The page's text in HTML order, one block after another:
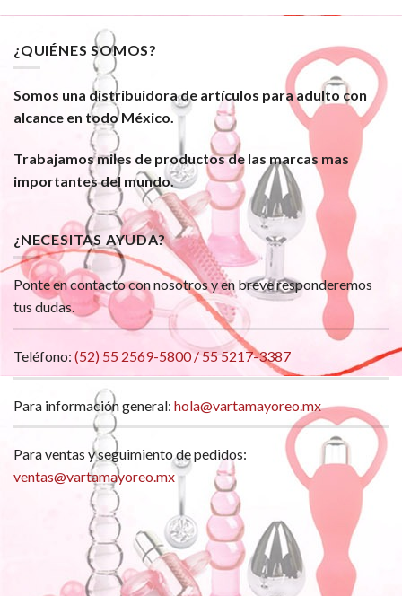
¿QUIÉNES SOMOS?
Somos una distribuidora de artículos para adulto con
alcance en todo México.
Trabajamos miles de productos de las marcas mas
importantes del mundo.
¿NECESITAS AYUDA?
Ponte en contacto con nosotros y en breve responderemos
tus dudas.
Teléfono: (52) 55 2569-5800 / 55 5217-3387
Para información general: hola@vartamayoreo.mx
Para ventas y seguimiento de pedidos:
ventas@vartamayoreo.mx